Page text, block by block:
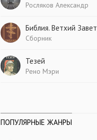
Росляков Александр
Библия. Ветхий Завет
Сборник
Тезей
Рено Мэри
ПОПУЛЯРНЫЕ ЖАНРЫ